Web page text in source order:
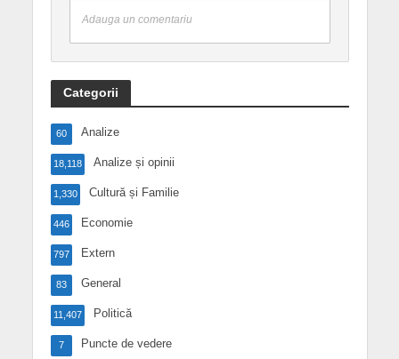
Adauga un comentariu
Categorii
Analize
60
Analize și opinii
18,118
Cultură și Familie
1,330
Economie
446
Extern
797
General
83
Politică
11,407
Puncte de vedere
7